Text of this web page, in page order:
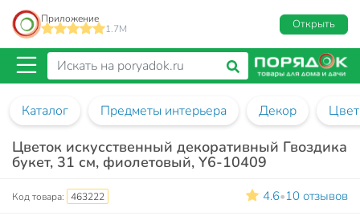
Приложение
1.7M
Открыть
Каталог Предметы интерьера Декор
Цветок искусственный декоративный Гвоздика
букет, 31 см, фиолетовый, Y6-10409
Код товара: 463222 4.6•10 отзывов